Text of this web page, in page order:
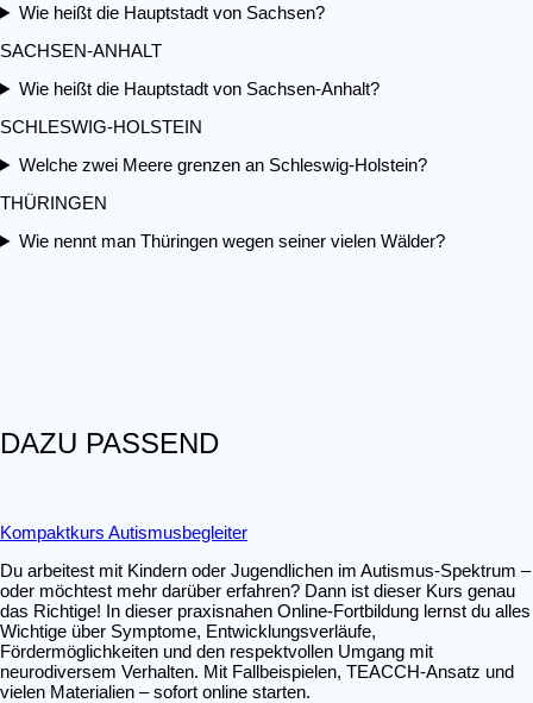
Wie heißt die Hauptstadt von Sachsen?
SACHSEN-ANHALT
Wie heißt die Hauptstadt von Sachsen-Anhalt?
SCHLESWIG-HOLSTEIN
Welche zwei Meere grenzen an Schleswig-Holstein?
THÜRINGEN
Wie nennt man Thüringen wegen seiner vielen Wälder?
DAZU PASSEND
Kompaktkurs Autismusbegleiter
Du arbeitest mit Kindern oder Jugendlichen im Autismus-Spektrum –
oder möchtest mehr darüber erfahren? Dann ist dieser Kurs genau
das Richtige! In dieser praxisnahen Online-Fortbildung lernst du alles
Wichtige über Symptome, Entwicklungsverläufe,
Fördermöglichkeiten und den respektvollen Umgang mit
neurodiversem Verhalten. Mit Fallbeispielen, TEACCH-Ansatz und
vielen Materialien – sofort online starten.